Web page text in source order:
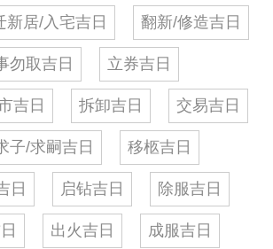
新居/入宅吉日 翻新/修造吉日
勿取吉日 立券吉日
吉日 拆卸吉日 交易吉日
子/求嗣吉日 移柩吉日
日 启钻吉日 除服吉日
出火吉日 成服吉日